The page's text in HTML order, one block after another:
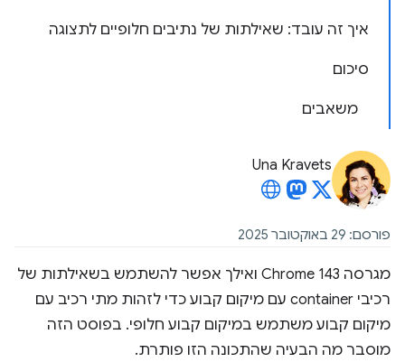
איך זה עובד: שאילתות של נתיבים חלופיים לתצוגה
סיכום
משאבים
Una Kravets
פורסם: 29 באוקטובר 2025
מגרסה Chrome 143 ואילך אפשר להשתמש בשאילתות של
רכיבי container עם מיקום קבוע כדי לזהות מתי רכיב עם
מיקום קבוע משתמש במיקום קבוע חלופי. בפוסט הזה
מוסבר מה הבעיה שהתכונה הזו פותרת.